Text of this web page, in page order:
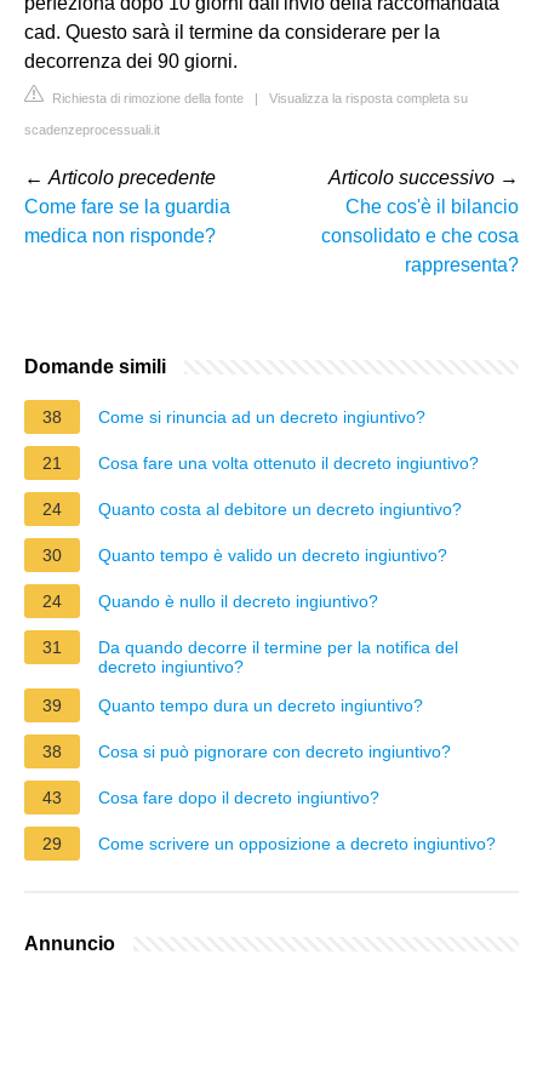
cad. Questo sarà il termine da considerare per la
decorrenza dei 90 giorni.
Richiesta di rimozione della fonte | Visualizza la risposta completa su
scadenzeprocessuali.it
← Articolo precedente
Come fare se la guardia
medica non risponde?
Articolo successivo →
Che cos'è il bilancio
consolidato e che cosa
rappresenta?
Domande simili
38 Come si rinuncia ad un decreto ingiuntivo?
21 Cosa fare una volta ottenuto il decreto ingiuntivo?
24 Quanto costa al debitore un decreto ingiuntivo?
30 Quanto tempo è valido un decreto ingiuntivo?
24 Quando è nullo il decreto ingiuntivo?
31
Da quando decorre il termine per la notifica del
decreto ingiuntivo?
39
Quanto tempo dura un decreto ingiuntivo?
38 Cosa si può pignorare con decreto ingiuntivo?
43 Cosa fare dopo il decreto ingiuntivo?
29 Come scrivere un opposizione a decreto ingiuntivo?
Annuncio